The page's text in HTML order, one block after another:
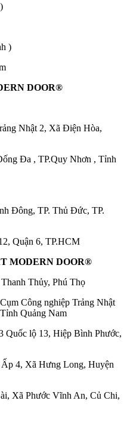
)
DOOR®
Nhật 2, Xã Điện Hòa,
Đa , TP.Quy Nhơn , Tỉnh
Đông, TP. Thủ Đức, TP.
Quận 6, TP.HCM
MODERN DOOR®
Thủy, Phú Thọ
Công nghiệp Trảng Nhật
Quảng Nam
lộ 13, Hiệp Bình Phước,
4, Xã Hưng Long, Huyện
Xã Phước Vĩnh An, Củ Chi,